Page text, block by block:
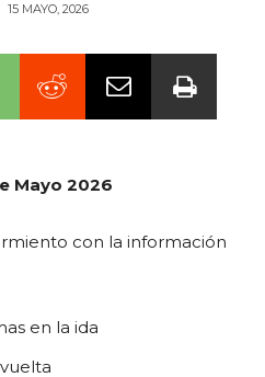
15 MAYO, 2026
Mayo 2026
con la información
en la ida